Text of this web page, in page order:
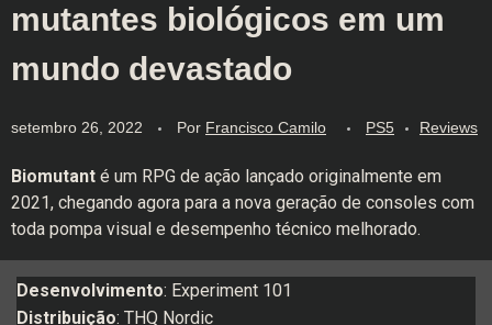
mutantes biológicos em um
mundo devastado
setembro 26, 2022 Por Francisco Camilo PS5 Reviews
Biomutant é um RPG de ação lançado originalmente em
2021, chegando agora para a nova geração de consoles com
toda pompa visual e desempenho técnico melhorado.
Desenvolvimento: Experiment 101
Distribuição: THQ Nordic